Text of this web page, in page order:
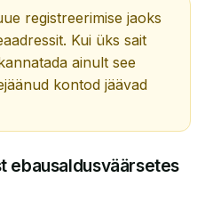
registreerimise jaoks
Kui üks sait
ainult see
kontod jäävad
ebausaldusväärsetes